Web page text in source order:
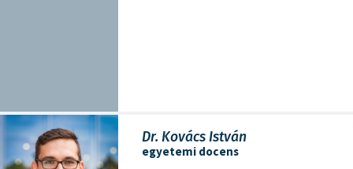
Dr. Kovács István
egyetemi docens